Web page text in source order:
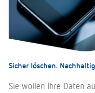
Sicher löschen.
Sie wollen Ihre Daten